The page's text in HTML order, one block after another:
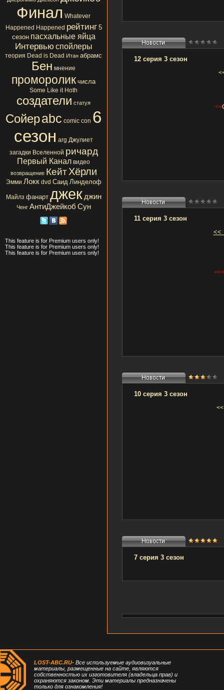
Финал Whatever
Happened Happened рейтинг 5
сезон пасхальные яйца
Интервью спойлеры
теория Dead is Dead Итан абрамс
Бен мнение
проморолик числа
Some Like it Hoth
создатели статуя
Сойерabc comic con 6
сезон arg Джулиет
загадки Вселенной ричард
Первый Канал видео
возвращение Кейт Хёрли
Эмми Локк dvd Саид Линделоф
Майлз фанарт джек джин
Ченг АнтиДжейкоб Сун
This feature is for Premium users only!
This feature is for Premium users only!
This feature is for Premium users only!
12 серия 3 сезон
<<
11 серия 3 сезон
<<<
10 серия 3 сезон
7 серия 3 сезон
LOST-ABC.RU- Все используемые аудиовизуальные
материалы, размещенные на сайте, являются
собственностью их изготовителя (владельца прав) и
охраняются законом. Эти материалы предназначены
только для ознакомления!